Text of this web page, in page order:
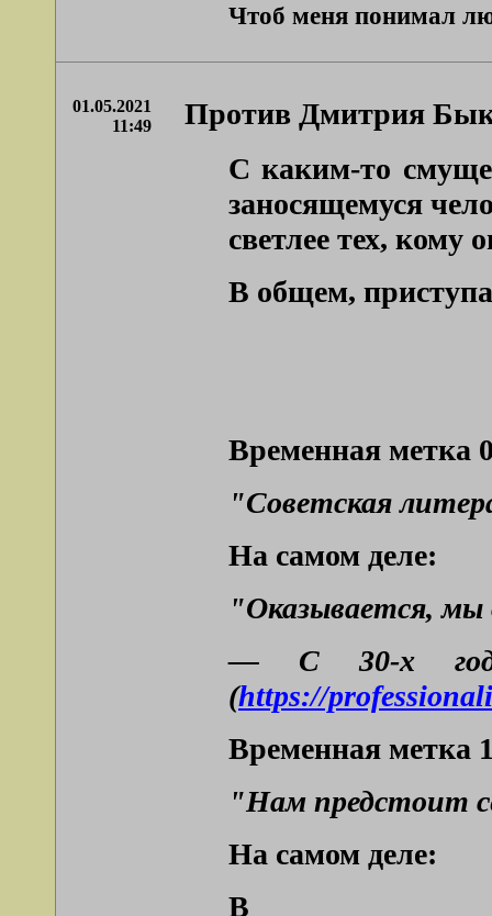
Чтоб меня понимал
01.05.2021
11:49
Против Дмитрия
С каким-то
заносящемуся
светлее тех, кому
В общем,
Временная метка
"Советская
На самом деле:
"Оказывается, мы
— С 30-х
(https://
Временная метка
"Нам предстоит
На самом деле:
В